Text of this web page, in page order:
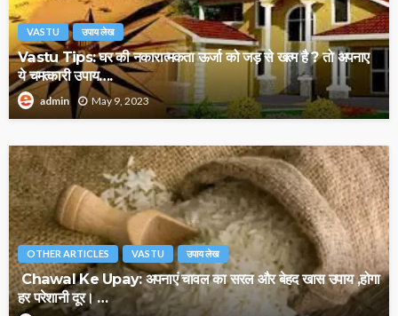
VASTU उपाय लेख
Vastu Tips: घर की नकारात्मकता ऊर्जा को जड़ से खत्म है ? तो अपनाए
ये चमत्कारी उपाय….
admin May 9, 2023
OTHER ARTICLES VASTU उपाय लेख
Chawal Ke Upay: अपनाएं चावल का सरल और बेहद खास उपाय ,होगा
हर परेशानी दूर। …